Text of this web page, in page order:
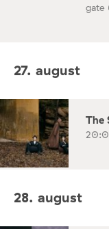
gate
27. august
The
28. august